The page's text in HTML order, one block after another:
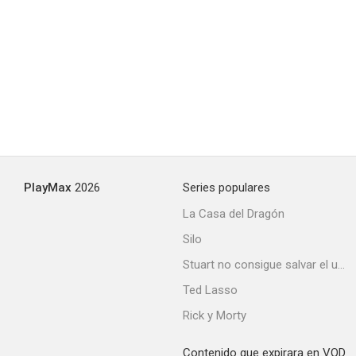
PlayMax 2026
Series populares
La Casa del Dragón
Silo
Stuart no consigue salvar el universo
Ted Lasso
Rick y Morty
Contenido que expirara en VOD